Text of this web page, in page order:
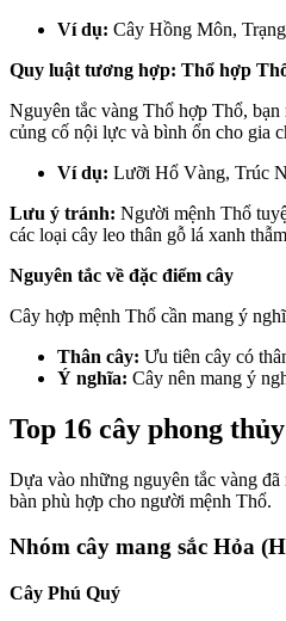
Ví dụ: Cây Hồng Môn,
Quy luật tương hợp: Thổ hợp
Nguyên tắc vàng Thổ hợp Thổ,
củng cố nội lực và bình ổn cho gia
Ví dụ: Lưỡi Hổ Vàng, Trúc
Lưu ý tránh: Người mệnh Thổ
các loại cây leo thân gỗ lá xanh
Nguyên tắc về đặc điểm cây
Cây hợp mệnh Thổ cần mang ý
Thân cây: Ưu tiên cây có
Ý nghĩa: Cây nên mang ý
Top 16 cây phong
Dựa vào những nguyên tắc vàng
bàn phù hợp cho người mệnh Thổ.
Nhóm cây mang sắc Hỏa
Cây Phú Quý